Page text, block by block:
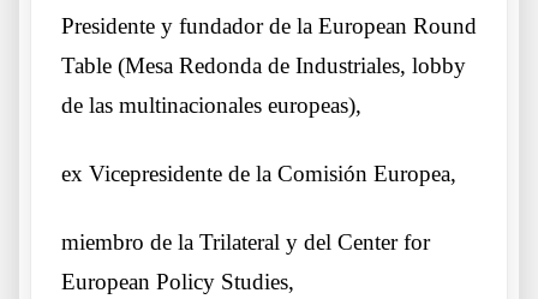
Presidente y fundador de la European Round
Table (Mesa Redonda de Industriales, lobby
de las multinacionales europeas),
ex Vicepresidente de la Comisión Europea,
miembro de la Trilateral y del Center for
European Policy Studies,